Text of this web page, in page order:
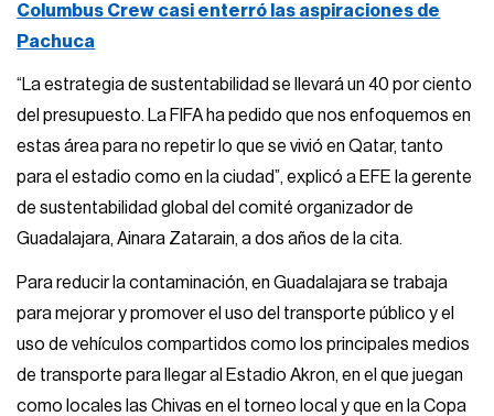
Columbus Crew casi enterró las aspiraciones de
Pachuca
“La estrategia de sustentabilidad se llevará un 40 por ciento
del presupuesto. La FIFA ha pedido que nos enfoquemos en
estas área para no repetir lo que se vivió en Qatar, tanto
para el estadio como en la ciudad”, explicó a EFE la gerente
de sustentabilidad global del comité organizador de
Guadalajara, Ainara Zatarain, a dos años de la cita.
Para reducir la contaminación, en Guadalajara se trabaja
para mejorar y promover el uso del transporte público y el
uso de vehículos compartidos como los principales medios
de transporte para llegar al Estadio Akron, en el que juegan
como locales las Chivas en el torneo local y que en la Copa